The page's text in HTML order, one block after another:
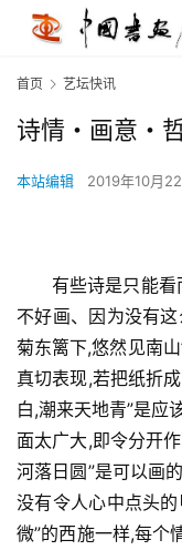
首页 艺坛快讯
诗情・画意・
本站编辑 2019年10月
有些诗是只能看
不好画、因为没有
菊东篱下,悠然见南
真切表现,若把纸折
白,潮来天地青”是应
面太广大,即令分开
河落日圆”是可以画
没有令人心中点头
微”的西施一样,每个